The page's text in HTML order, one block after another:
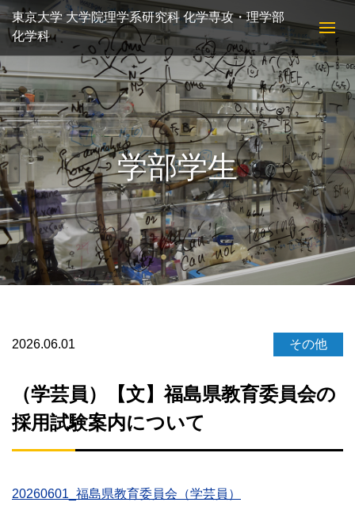
東京大学 大学院理学系研究科 化学専攻・理学部
化学科
学部学生
2026.06.01 その他
（学芸員）【文】福島県教育委員会の
採用試験案内について
20260601_福島県教育委員会（学芸員）